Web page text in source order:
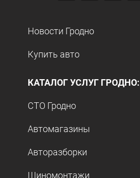
Новости Гродно
Купить авто
КАТАЛОГ УСЛУГ ГРОДНО:
СТО Гродно
Автомагазины
Авторазборки
Шиномонтажи